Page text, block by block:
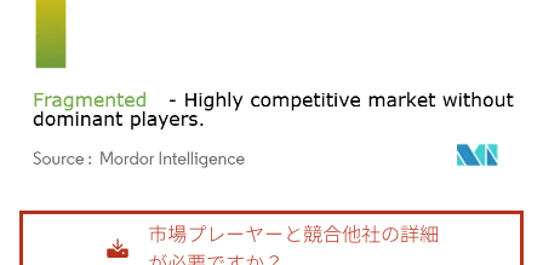
画像 © Mordor Intelligence。再利用にはCC BY 4.0の表示が必要です。